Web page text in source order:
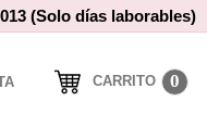
(Solo días laborables)
CARRITO 0